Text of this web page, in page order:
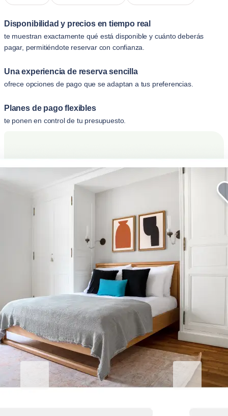
Disponibilidad y precios en tiempo real
te muestran exactamente qué está disponible y cuánto deberás
pagar, permitiéndote reservar con confianza.
Una experiencia de reserva sencilla
ofrece opciones de pago que se adaptan a tus preferencias.
Planes de pago flexibles
te ponen en control de tu presupuesto.
Eleve su estancia corporativa